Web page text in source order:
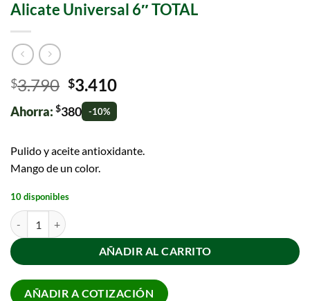
Alicate Universal 6″ TOTAL
$3.790 $3.410
Ahorra: $380 -10%
Pulido y aceite antioxidante.
Mango de un color.
10 disponibles
AÑADIR AL CARRITO
AÑADIR A COTIZACIÓN